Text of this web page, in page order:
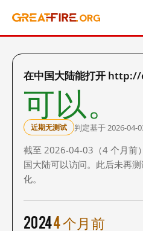
在中国大陆能打开 http://
可以。
近期无测试 判定基于 2026-04-
截至 2026-04-03（4 个月前
国大陆可以访问。此后未再
化。
20244 个月前